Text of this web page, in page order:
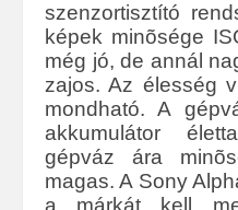
szenzortisztító
képek minõsége
még jó, de annál
zajos. Az élesség
mondható. A
akkumulátor
gépváz ára
magas. A Sony
a márkát kell